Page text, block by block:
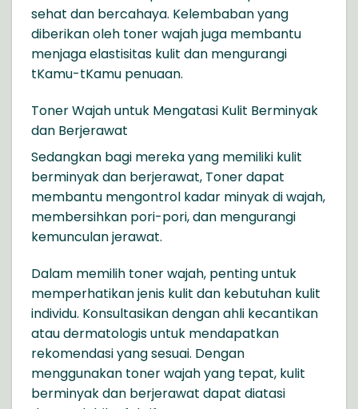
sehat dan bercahaya. Kelembaban yang
diberikan oleh toner wajah juga membantu
menjaga elastisitas kulit dan mengurangi
tKamu-tKamu penuaan.
Toner Wajah untuk Mengatasi Kulit Berminyak
dan Berjerawat
Sedangkan bagi mereka yang memiliki kulit
berminyak dan berjerawat, Toner dapat
membantu mengontrol kadar minyak di wajah,
membersihkan pori-pori, dan mengurangi
kemunculan jerawat.
Dalam memilih toner wajah, penting untuk
memperhatikan jenis kulit dan kebutuhan kulit
individu. Konsultasikan dengan ahli kecantikan
atau dermatologis untuk mendapatkan
rekomendasi yang sesuai. Dengan
menggunakan toner wajah yang tepat, kulit
berminyak dan berjerawat dapat diatasi